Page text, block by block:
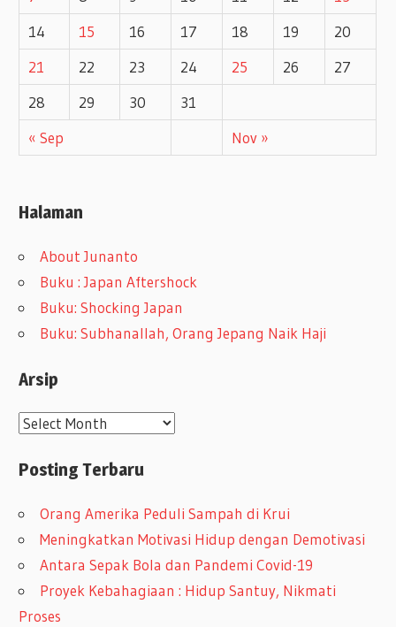
« Sep Nov »
14
15 16 17 18 19
20
21
22 23 24 25 26
27
28
29 30 31
Halaman
About Junanto
Buku : Japan Aftershock
Buku: Shocking Japan
Buku: Subhanallah, Orang Jepang Naik Haji
Arsip
A
s
Posting Terbaru
Orang Amerika Peduli Sampah di Krui
Meningkatkan Motivasi Hidup dengan Demotivasi
Antara Sepak Bola dan Pandemi Covid-19
Proyek Kebahagiaan : Hidup Santuy, Nikmati
Proses